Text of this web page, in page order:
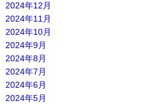
2024年12月
2024年11月
2024年10月
2024年9月
2024年8月
2024年7月
2024年6月
2024年5月